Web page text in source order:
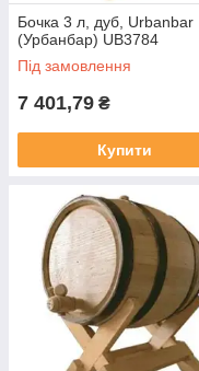
Бочка 3 л, дуб, Urbanbar
(Урбанбар) UB3784
Під замовлення
7 401,79 ₴
Купити